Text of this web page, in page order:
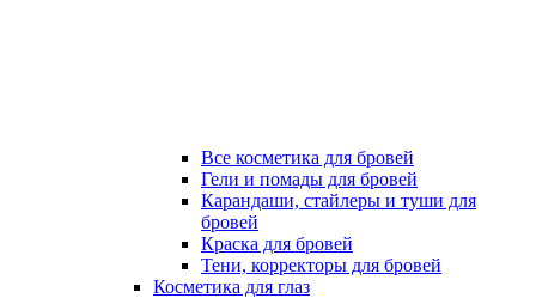
Все косметика для бровей
Гели и помады для бровей
Карандаши, стайлеры и туши для
бровей
Краска для бровей
Тени, корректоры для бровей
Косметика для глаз